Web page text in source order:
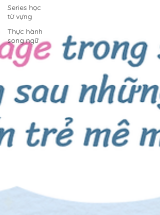
Series học
từ vựng
Thực hành
song ngữ